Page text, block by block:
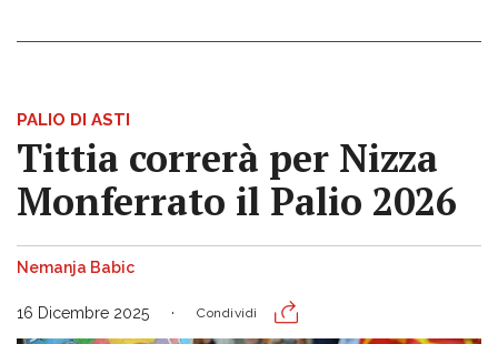
PALIO DI ASTI
Tittia correrà per Nizza
Monferrato il Palio 2026
Nemanja Babic
16 Dicembre 2025 Condividi